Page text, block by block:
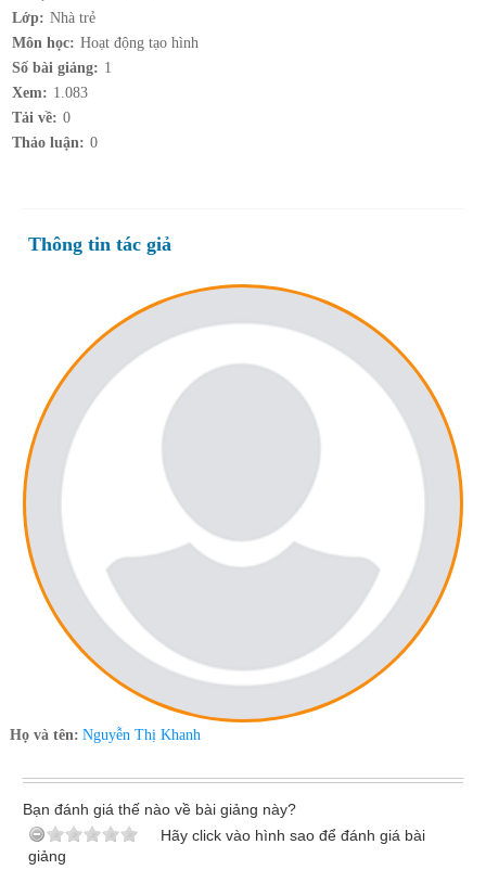
Lớp: Nhà trẻ
Môn học: Hoạt động tạo hình
Số bài giảng: 1
Xem: 1.083
Tải về: 0
Thảo luận: 0
Thông tin tác giả
Họ và tên: Nguyễn Thị Khanh
Bạn đánh giá thế nào về bài giảng này?
Hãy click vào hình sao để đánh giá bài
giảng